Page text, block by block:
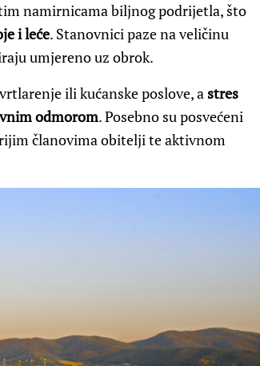
namirnicama biljnog podrijetla, što
i leće. Stanovnici paze na veličinu
umjereno uz obrok.
ili kućanske poslove, astres
odmorom. Posebno su posvećeni
članovima obitelji te aktivnom